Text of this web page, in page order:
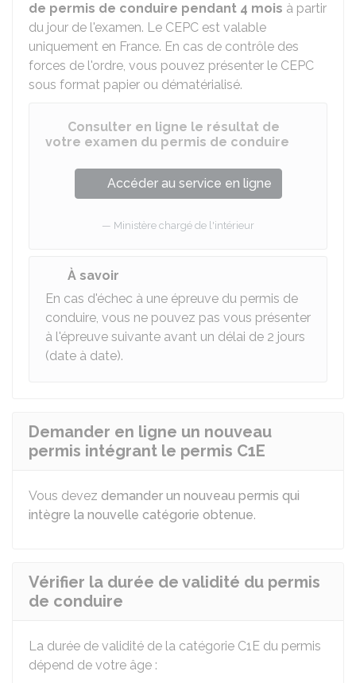
de permis de conduire pendant 4 mois à partir
du jour de l'examen. Le CEPC est valable
uniquement en France. En cas de contrôle des
forces de l'ordre, vous pouvez présenter le CEPC
sous format papier ou dématérialisé.
Consulter en ligne le résultat de
votre examen du permis de conduire
Accéder au service en ligne
Ministère chargé de l'intérieur
À savoir
En cas d'échec à une épreuve du permis de
conduire, vous ne pouvez pas vous présenter
à l'épreuve suivante avant un délai de 2 jours
(date à date).
Demander en ligne un nouveau
permis intégrant le permis C1E
Vous devez demander un nouveau permis qui
intègre la nouvelle catégorie obtenue.
Vérifier la durée de validité du permis
de conduire
La durée de validité de la catégorie C1E du permis
dépend de votre âge :